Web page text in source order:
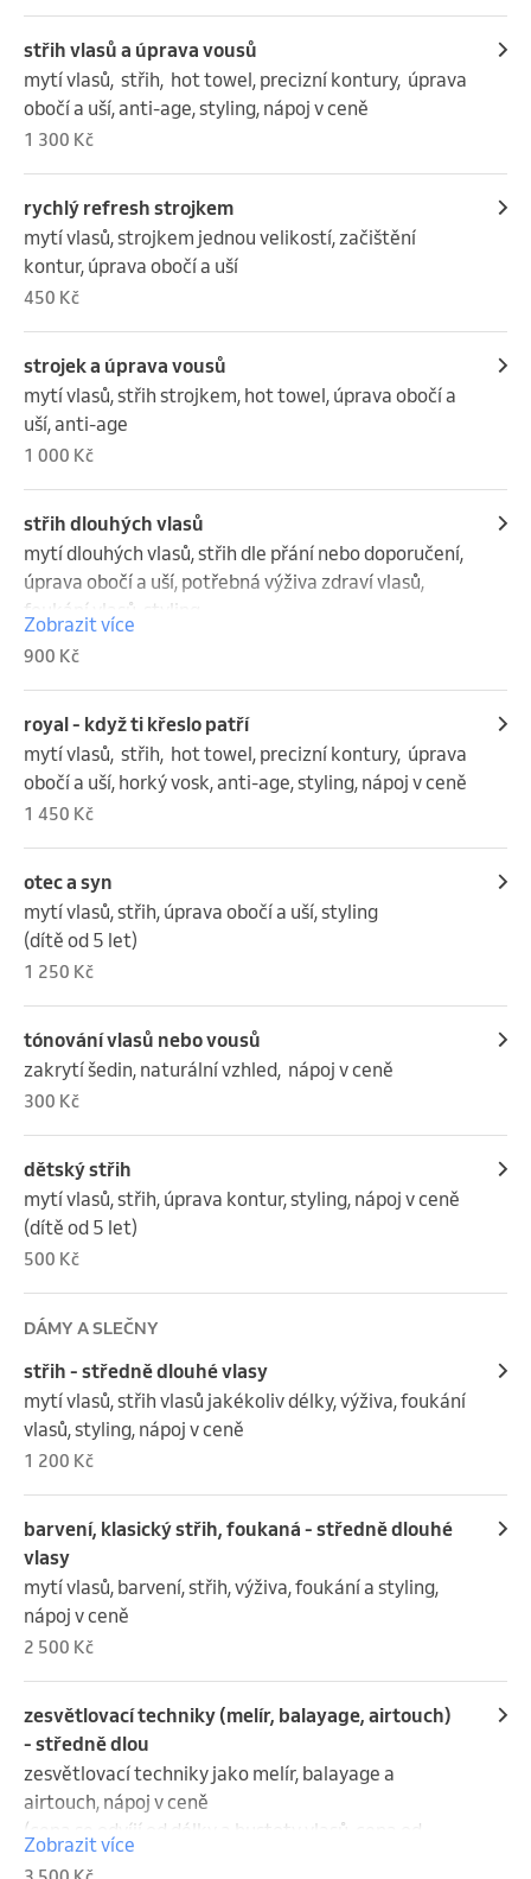
střih vlasů a úprava vousů
mytí vlasů,  střih,  hot towel, precizní kontury,  úprava
obočí a uší, anti-age, styling, nápoj v ceně
1 300 Kč
rychlý refresh strojkem
mytí vlasů, strojkem jednou velikostí, začištění
kontur, úprava obočí a uší
450 Kč
strojek a úprava vousů
mytí vlasů, střih strojkem, hot towel, úprava obočí a
uší, anti-age
1 000 Kč
střih dlouhých vlasů
mytí dlouhých vlasů, střih dle přání nebo doporučení,
úprava obočí a uší, potřebná výživa zdraví vlasů,
foukání vlasů, styling
Zobrazit více
900 Kč
royal - když ti křeslo patří
mytí vlasů,  střih,  hot towel, precizní kontury,  úprava
obočí a uší, horký vosk, anti-age, styling, nápoj v ceně
1 450 Kč
otec a syn
mytí vlasů, střih, úprava obočí a uší, styling
(dítě od 5 let)
1 250 Kč
tónování vlasů nebo vousů
zakrytí šedin, naturální vzhled,  nápoj v ceně
300 Kč
dětský střih
mytí vlasů, střih, úprava kontur, styling, nápoj v ceně
(dítě od 5 let)
500 Kč
DÁMY A SLEČNY
střih - středně dlouhé vlasy
mytí vlasů, střih vlasů jakékoliv délky, výživa, foukání
vlasů, styling, nápoj v ceně
1 200 Kč
barvení, klasický střih, foukaná - středně dlouhé
vlasy
mytí vlasů, barvení, střih, výživa, foukání a styling,
nápoj v ceně
2 500 Kč
zesvětlovací techniky (melír, balayage, airtouch)
- středně dlou
zesvětlovací techniky jako melír, balayage a
airtouch, nápoj v ceně
(cena se odvíjí od délky a hustoty vlasů, cena od
3.500,- )
Zobrazit více